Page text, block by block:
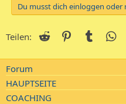
liegt ja hauptsächlich daran,
entwickelst. Das ist dann
Affäre, aber Du merkst ja jetzt
Kennenlernen gefährlich wäre.
Richtung. Du kannst es auch
Möglichkeit, bei Dir selbst
die in der Ehe kommunizierbar
Arbeitskollegen strikt beruflich
Du musst dich einloggen
Teilen: Reddit PinterestTumblr
Forum
HAUPTSEITE
COACHING